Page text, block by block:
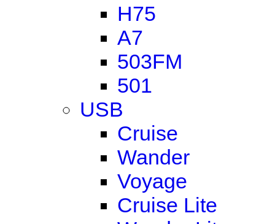
H75
A7
503FM
501
USB
Cruise
Wander
Voyage
Cruise Lite